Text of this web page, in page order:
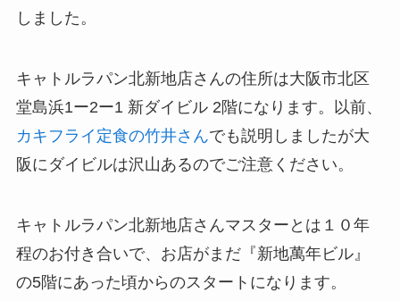
しました。
キャトルラパン北新地店さんの住所は大阪市北区
堂島浜1ー2ー1 新ダイビル 2階になります。以前、
カキフライ定食の竹井さんでも説明しましたが大
阪にダイビルは沢山あるのでご注意ください。
キャトルラパン北新地店さんマスターとは１０年
程のお付き合いで、お店がまだ『新地萬年ビル』
の5階にあった頃からのスタートになります。